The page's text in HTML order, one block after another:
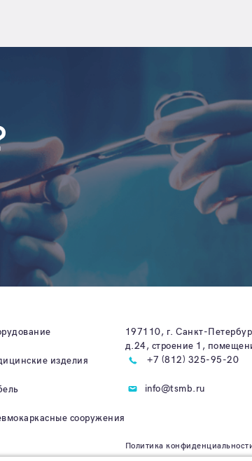
изделия
сооружения
197110, г. Санкт-
д.24, строение 1,
+7 (812) 325-95-20
info@tsmb.ru
Политика